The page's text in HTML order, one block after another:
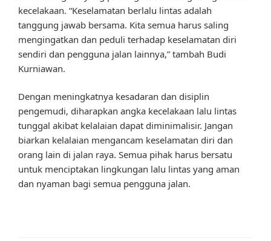
kecelakaan. “Keselamatan berlalu lintas adalah
tanggung jawab bersama. Kita semua harus saling
mengingatkan dan peduli terhadap keselamatan diri
sendiri dan pengguna jalan lainnya,” tambah Budi
Kurniawan.
Dengan meningkatnya kesadaran dan disiplin
pengemudi, diharapkan angka kecelakaan lalu lintas
tunggal akibat kelalaian dapat diminimalisir. Jangan
biarkan kelalaian mengancam keselamatan diri dan
orang lain di jalan raya. Semua pihak harus bersatu
untuk menciptakan lingkungan lalu lintas yang aman
dan nyaman bagi semua pengguna jalan.